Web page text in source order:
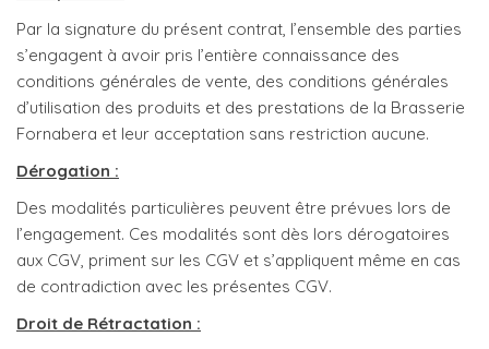
Par la signature du présent contrat, l’ensemble des parties
s’engagent à avoir pris l’entière connaissance des
conditions générales de vente, des conditions générales
d’utilisation des produits et des prestations de la Brasserie
Fornabera et leur acceptation sans restriction aucune.
Dérogation :
Des modalités particulières peuvent être prévues lors de
l’engagement. Ces modalités sont dès lors dérogatoires
aux CGV, priment sur les CGV et s’appliquent même en cas
de contradiction avec les présentes CGV.
Droit de Rétractation :